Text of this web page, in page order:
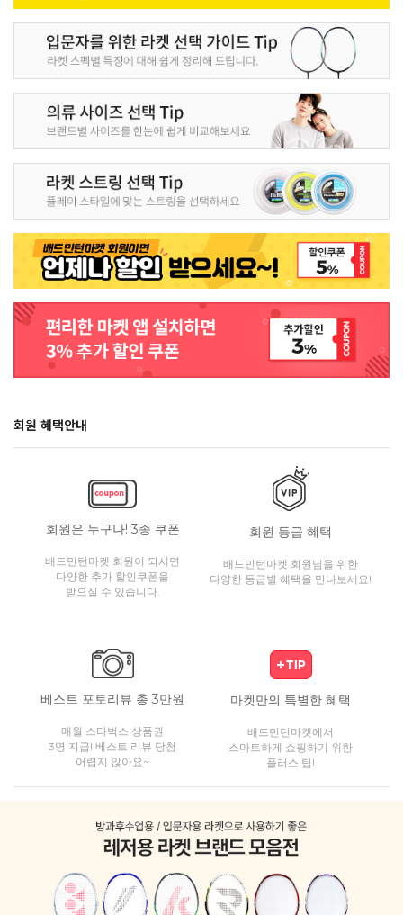
회원 혜택안내
회원은 누구나! 3종 쿠폰
배드민턴마켓 회원이 되시면
다양한 추가 할인쿠폰을
받으실 수 있습니다.
회원 등급 혜택
배드민턴마켓 회원님을 위한
다양한 등급별 혜택을 만나보세요!
베스트 포토리뷰 총 3만원
매월 스타벅스 상품권
3명 지급! 베스트 리뷰 당첨
어렵지 않아요~
마켓만의 특별한 혜택
배드민턴마켓에서
스마트하게 쇼핑하기 위한
플러스 팁!